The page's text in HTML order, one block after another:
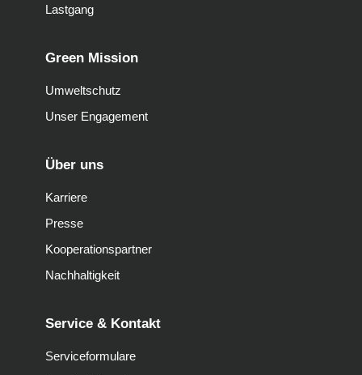
Lastgang
Green Mission
Umweltschutz
Unser Engagement
Über uns
Karriere
Presse
Kooperationspartner
Nachhaltigkeit
Service & Kontakt
Serviceformulare